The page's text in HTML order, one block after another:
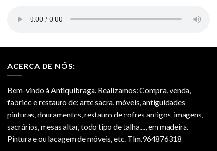
ACERCA DE NÓS:
Bem-vindo á Antiquibraga. Realizamos: Compra, venda,
fabrico e restauro de: arte sacra, móveis, antiguidades,
pinturas, douramentos, restauro de cofres antigos, imagens,
sacrários, mesas altar, todo tipo de talha...., em madeira.
Pintura e ou lacagem de móveis, etc. Tlm.964876318